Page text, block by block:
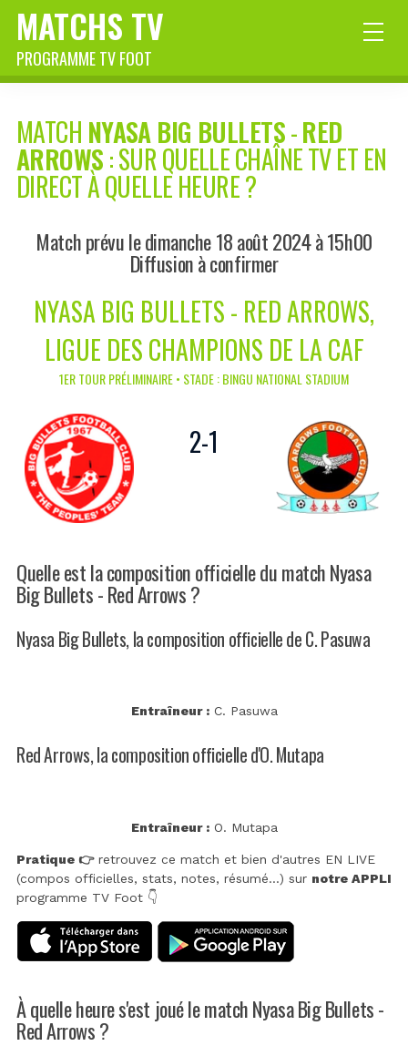
MATCHS TV
PROGRAMME TV FOOT
MATCH NYASA BIG BULLETS-RED
ARROWS: SUR QUELLE CHAÎNE TV ET EN
DIRECT À QUELLE HEURE ?
Match prévu le dimanche 18 août 2024 à 15h00
Diffusion à confirmer
NYASA BIG BULLETS - RED ARROWS,
LIGUE DES CHAMPIONS DE LA CAF
1ER TOUR PRÉLIMINAIRE • STADE : BINGU NATIONAL STADIUM
2-1
Quelle est la composition officielle du match Nyasa
Big Bullets - Red Arrows ?
Nyasa Big Bullets, la composition officielle de C. Pasuwa
Entraîneur :C. Pasuwa
Red Arrows, la composition officielle d'O. Mutapa
Entraîneur :O. Mutapa
Pratique 👉retrouvez ce match et bien d'autres EN LIVE
(compos officielles, stats, notes, résumé...) sur notre APPLI
programme TV Foot 👇
À quelle heure s'est joué le match Nyasa Big Bullets -
Red Arrows ?